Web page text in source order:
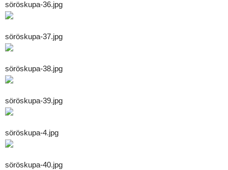
söröskupa-36.jpg
söröskupa-37.jpg
söröskupa-38.jpg
söröskupa-39.jpg
söröskupa-4.jpg
söröskupa-40.jpg